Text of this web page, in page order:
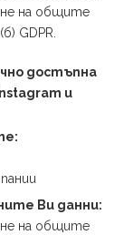
на общите
GDPR.
достъпна
и
Ви данни:
на общите